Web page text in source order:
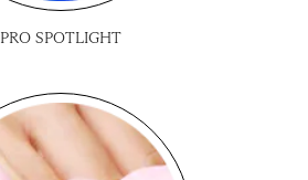
PRO SPOTLIGHT